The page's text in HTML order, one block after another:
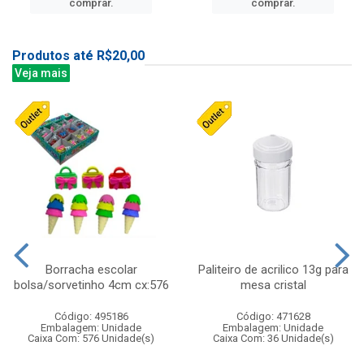
comprar.
comprar.
Produtos até R$20,00
Veja mais
Borracha escolar
bolsa/sorvetinho 4cm cx:576
Código: 495186
Embalagem: Unidade
Caixa Com: 576 Unidade(s)
Paliteiro de acrilico 13g para
mesa cristal
Código: 471628
Embalagem: Unidade
Caixa Com: 36 Unidade(s)